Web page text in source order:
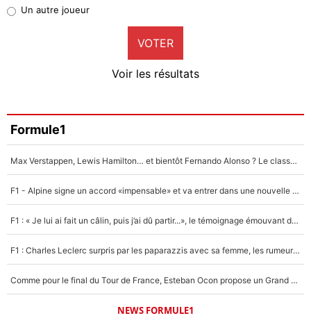
9%
Faris Moumbagna
4%
Un autre joueur
5%
Un autre joueur
VOTER
Voir les résultats
Formule1
Max Verstappen, Lewis Hamilton… et bientôt Fernando Alonso ? Le classement des pilotes les mieux payés en Formule 1 risque de changer !
F1 - Alpine signe un accord «impensable» et va entrer dans une nouvelle dimension : Grande nouvelle pour Pierre Gasly !
F1 : « Je lui ai fait un câlin, puis j’ai dû partir...», le témoignage émouvant de Max Verstappen sur sa fille
F1 : Charles Leclerc surpris par les paparazzis avec sa femme, les rumeurs étaient vraies !
Comme pour le final du Tour de France, Esteban Ocon propose un Grand Prix de Formule 1 à Paris : «Autour de l’Arc de Triomphe, ce serait génial» !
NEWS FORMULE1